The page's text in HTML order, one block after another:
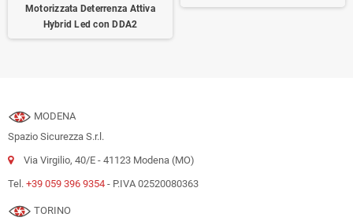
Motorizzata Deterrenza Attiva
Hybrid Led con DDA2
MODENA
Spazio Sicurezza S.r.l.
Via Virgilio, 40/E - 41123 Modena (MO)
Tel. +39 059 396 9354 - P.IVA 02520080363
TORINO